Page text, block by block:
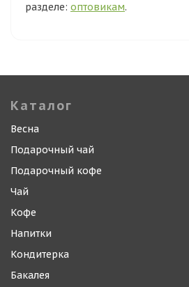
разделе: оптовикам.
Каталог
Весна
Подарочный чай
Подарочный кофе
Чай
Кофе
Напитки
Кондитерка
Бакалея